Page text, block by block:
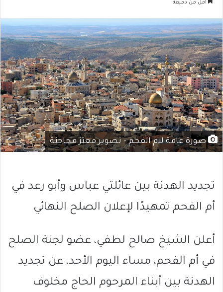
أقل من دقيقة
صورة عامة لام الفحم - تصوير معتز محاجنة
تجديد الهدنة بين عائلتي عباس وأبو رعد في
أم الفحم تمهيدًا لإعلان الصلح النهائي
أعلن الشيخ صالح لطفي، عضو لجنة الصلح
في أم الفحم، مساء اليوم الأحد، عن تجديد
الهدنة بين أبناء المرحوم الحاج مخلوف